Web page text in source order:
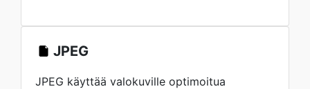
JPEG
JPEG käyttää valokuville optimoitua